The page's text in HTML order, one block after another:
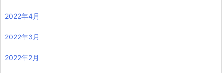
2022年4月
2022年3月
2022年2月